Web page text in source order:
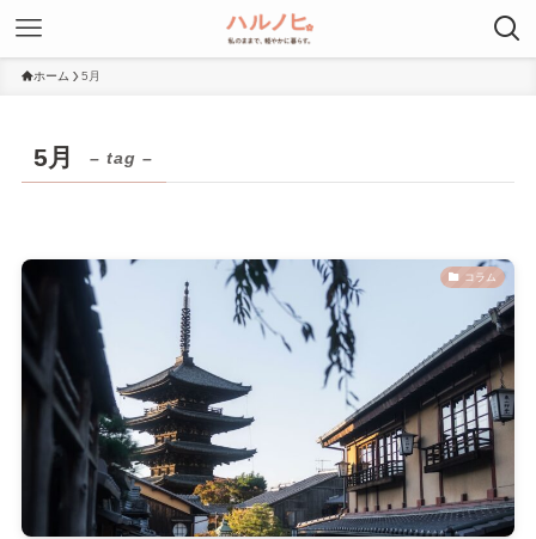
ホーム 5月
5月 – tag –
コラム